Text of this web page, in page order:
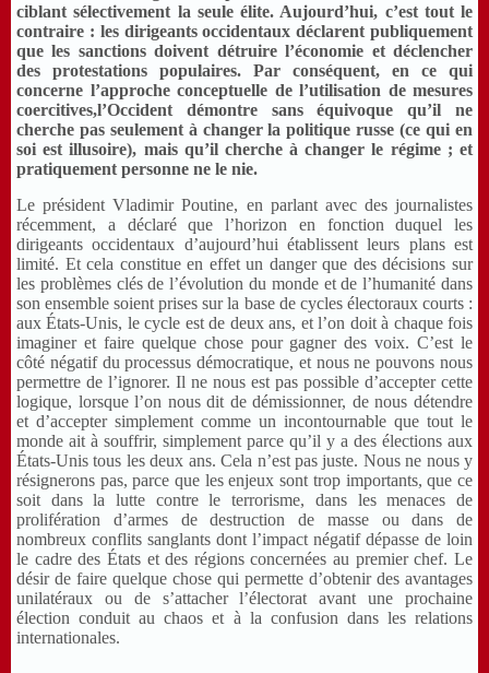
ciblant sélectivement la seule élite. Aujourd’hui, c’est tout le
contraire : les dirigeants occidentaux déclarent publiquement
que les sanctions doivent détruire l’économie et déclencher
des protestations populaires. Par conséquent, en ce qui
concerne l’approche conceptuelle de l’utilisation de mesures
coercitives,l’Occident démontre sans équivoque qu’il ne
cherche pas seulement à changer la politique russe (ce qui en
soi est illusoire), mais qu’il cherche à changer le régime; et
pratiquement personne ne le nie.
Le président Vladimir Poutine, en parlant avec des journalistes
récemment, a déclaré que l’horizon en fonction duquel les
dirigeants occidentaux d’aujourd’hui établissent leurs plans est
limité. Et cela constitue en effet un danger que des décisions sur
les problèmes clés de l’évolution du monde et de l’humanité dans
son ensemble soient prises sur la base de cycles électoraux courts :
aux États-Unis, le cycle est de deux ans, et l’on doit à chaque fois
imaginer et faire quelque chose pour gagner des voix. C’est le
côté négatif du processus démocratique, et nous ne pouvons nous
permettre de l’ignorer. Il ne nous est pas possible d’accepter cette
logique, lorsque l’on nous dit de démissionner, de nous détendre
et d’accepter simplement comme un incontournable que tout le
monde ait à souffrir, simplement parce qu’il y a des élections aux
États-Unis tous les deux ans. Cela n’est pas juste. Nous ne nous y
résignerons pas, parce que les enjeux sont trop importants, que ce
soit dans la lutte contre le terrorisme, dans les menaces de
prolifération d’armes de destruction de masse ou dans de
nombreux conflits sanglants dont l’impact négatif dépasse de loin
le cadre des États et des régions concernées au premier chef. Le
désir de faire quelque chose qui permette d’obtenir des avantages
unilatéraux ou de s’attacher l’électorat avant une prochaine
élection conduit au chaos et à la confusion dans les relations
internationales.